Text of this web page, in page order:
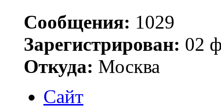
Сообщения: 1029
Зарегистрирован: 02
Откуда: Москва
Сайт